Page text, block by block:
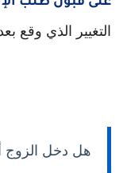
التغيير الذي وقع
هل دخل الزوج